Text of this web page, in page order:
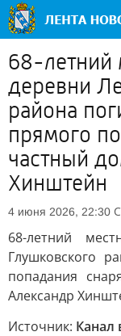
68-летний
деревни
района
прямого
частный
Хинштейн
4 июня 2026, 22:30
68-летний
Глушковского
попадания
Александр
Источник: Канал